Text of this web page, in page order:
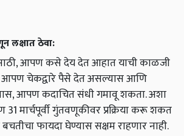
लक्षात ठेवा:
आपण कसे देय देत आहात याची काळजी
आपण चेकद्वारे पैसे देत असल्यास आणि
आपण कदाचित संधी गमावू शकता. अशा
मार्चपूर्वी गुंतवणूकीवर प्रक्रिया करू शकत
फायदा घेण्यास सक्षम राहणार नाही.